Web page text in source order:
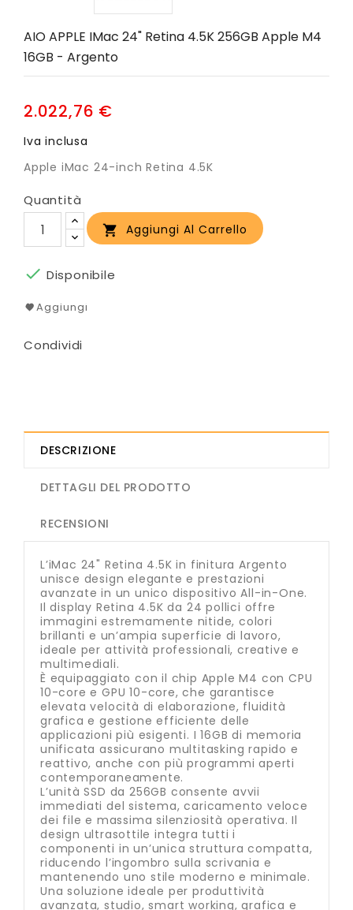
AIO APPLE IMac 24" Retina 4.5K 256GB Apple M4
16GB - Argento
2.022,76 €
Iva inclusa
Apple iMac 24-inch Retina 4.5K
Quantità
 Aggiungi Al Carrello
 Disponibile
Aggiungi
Condividi
DESCRIZIONE
DETTAGLI DEL PRODOTTO
RECENSIONI
L’iMac 24" Retina 4.5K in finitura Argento
unisce design elegante e prestazioni
avanzate in un unico dispositivo All-in-One.
Il display Retina 4.5K da 24 pollici offre
immagini estremamente nitide, colori
brillanti e un’ampia superficie di lavoro,
ideale per attività professionali, creative e
multimediali.
È equipaggiato con il chip Apple M4 con CPU
10-core e GPU 10-core, che garantisce
elevata velocità di elaborazione, fluidità
grafica e gestione efficiente delle
applicazioni più esigenti. I 16GB di memoria
unificata assicurano multitasking rapido e
reattivo, anche con più programmi aperti
contemporaneamente.
L’unità SSD da 256GB consente avvii
immediati del sistema, caricamento veloce
dei file e massima silenziosità operativa. Il
design ultrasottile integra tutti i
componenti in un’unica struttura compatta,
riducendo l’ingombro sulla scrivania e
mantenendo uno stile moderno e minimale.
Una soluzione ideale per produttività
avanzata, studio, smart working, grafica e